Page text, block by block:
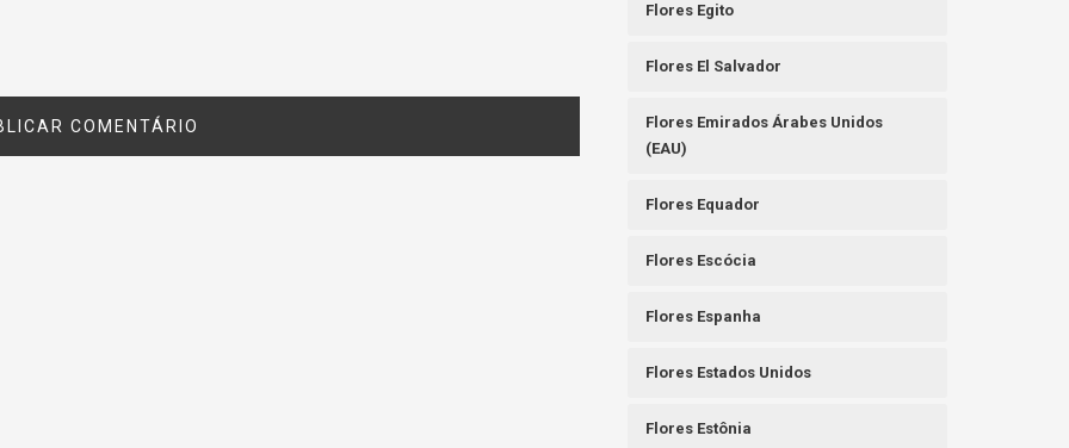
Flores Egito
Flores El Salvador
Flores Emirados Árabes Unidos
(EAU)
Flores Equador
Flores Escócia
Flores Espanha
Flores Estados Unidos
Flores Estônia